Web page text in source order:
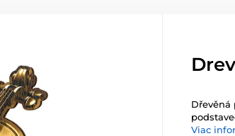
Dřevěná
Viac